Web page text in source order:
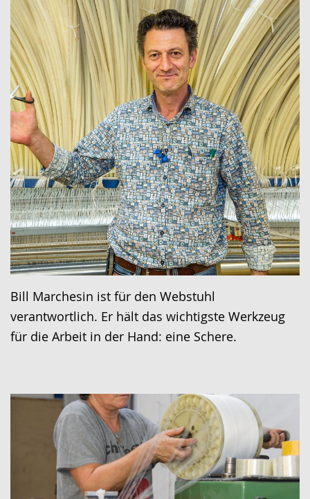
Bill Marchesin ist für den Webstuhl
verantwortlich. Er hält das wichtigste Werkzeug
für die Arbeit in der Hand: eine Schere.